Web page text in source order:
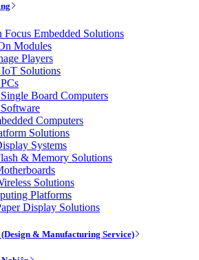
Focus Embedded Solutions
Modules
Players
Solutions
Board Computers
Computers
Solutions
Systems
& Memory Solutions
Solutions
Platforms
Display Solutions
& Manufacturing Service)